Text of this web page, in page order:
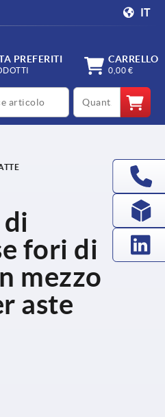
IT
PREFERITI CARRELLO
0,00 €
qty
fori di
mezzo
aste